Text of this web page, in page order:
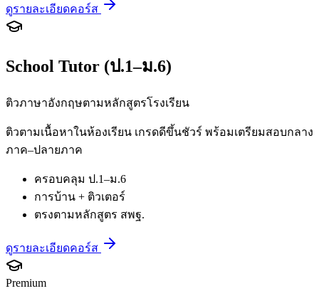
ดูรายละเอียดคอร์ส
School Tutor (ป.1–ม.6)
ติวภาษาอังกฤษตามหลักสูตรโรงเรียน
ติวตามเนื้อหาในห้องเรียน เกรดดีขึ้นชัวร์ พร้อมเตรียมสอบกลาง
ภาค–ปลายภาค
ครอบคลุม ป.1–ม.6
การบ้าน + ติวเตอร์
ตรงตามหลักสูตร สพฐ.
ดูรายละเอียดคอร์ส
Premium